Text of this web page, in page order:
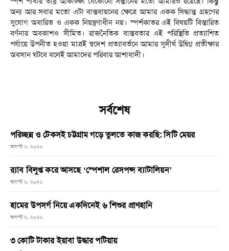
অন্য আর সবার মতো এটা বাস্তবায়নের ক্ষেত্রে আমার একক সিদ্ধান্ত গ্রহণের
সুযোগ অবারিত ও একক নিয়ন্ত্রণাধীন নয়। স্পর্শকাতর এই বিষয়টি বিস্তারিত
বর্ণনার অবকাশও সীমিত। রাজনৈতিক বাস্তবতার এই পরিস্থিতি প্রত্যাশিত
পর্যায়ে উপনীত হওয়া মাত্রই স্বদেশ প্রত্যাবর্তনে আমার সুদীর্ঘ উদ্বিগ্ন প্রতীক্ষার
অবসান ঘটবে বলেই আমাদের পরিবার আশাবাদী।
সর্বশেষ
পরিচ্ছন্ন ও টেকসই চট্টগ্রাম গড়ে তুলতে কাজ করছি: সিটি মেয়র
আগস্ট ৬, ২০২৬
র‌্যাব বিলুপ্ত করে আসছে ‘স্পেশাল রেসপন্স ব্যাটালিয়ন’
আগস্ট ৬, ২০২৬
হামের উপসর্গ নিয়ে একদিনেই ৬ শিশুর প্রাণহানি
আগস্ট ৬, ২০২৬
৩ কোটি টাকার ইয়াবা উদ্ধার পটিয়ায়